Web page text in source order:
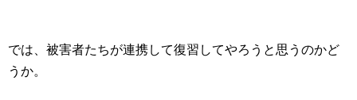
では、被害者たちが連携して復習してやろうと思うのかど
うか。